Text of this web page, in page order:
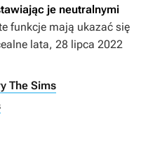
je neutralnymi
funkcje mają ukazać się
lata, 28 lipca 2022
The Sims